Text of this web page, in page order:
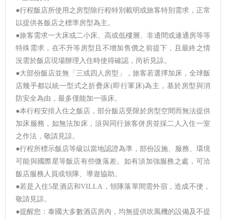
●行程飯店所使用之房型除行程特別載明或旅客特別需求，正常
以提供各飯店之標準房型為主。
●旅客需求一大床或二小床、高或低樓層、非邊間或連通房等等
特殊需求，在不升等房型且不增加售價之前提下，且最終之情
況需於飯店現場辦理入住時使得確認，尚祈見諒。
●大部份飯店並無「三或四人房型」，旅客若選擇加床，全球飯
店幾乎都以統一型式之折疊床(即行軍床)為主，基於房型與消
防安全為由，最多僅能加一張床。
●本行程安排入住之飯店，部分飯店受限於房型空間而無法提供
加床服務，如無法加床，須與同行旅客併房並採二人入住一室
之作法，敬請見諒。
●行程所標示飯店等級以當地認證為準，部份設施、服務、環境
可能與國際星等飯店有些微落差。如有須加強服務之處，可洽
飯店服務人員或領隊、導遊協助。
●若是入住5星酒店和VILLA，領隊落單間需外宿，造成不便，
敬請見諒。
●提醒您：泰國大多數酒店房內，均無提供吹風機的設備及不提